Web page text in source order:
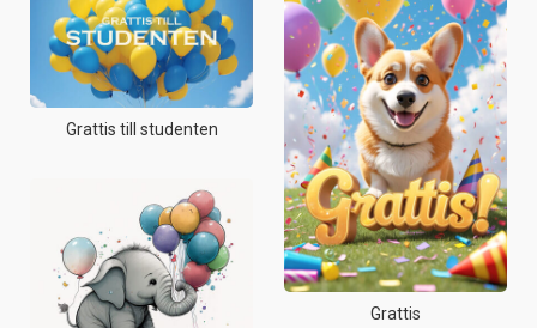
Grattis till studenten
Grattis